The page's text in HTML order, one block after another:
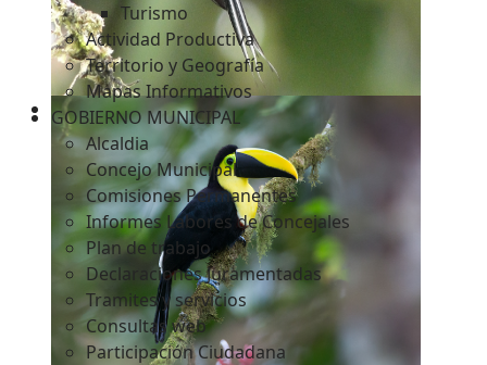
Turismo
Actividad Productiva
Territorio y Geografía
Mapas Informativos
GOBIERNO MUNICIPAL
Alcaldia
Concejo Municipal
Comisiones Permanentes
Informes Labores de Concejales
Plan de trabajo
Declaraciones Juramentadas
Tramites y servicios
Consultas web
Participación Ciudadana